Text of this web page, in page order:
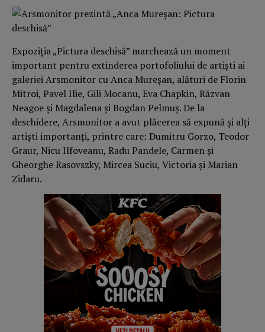
Expoziția „Pictura deschisă” marchează un moment
important pentru extinderea portofoliului de artiști ai
galeriei Arsmonitor cu Anca Mureșan, alături de Florin
Mitroi, Pavel Ilie, Gili Mocanu, Eva Chapkin, Răzvan
Neagoe și Magdalena și Bogdan Pelmuș. De la
deschidere, Arsmonitor a avut plăcerea să expună și alți
artiști importanți, printre care: Dumitru Gorzo, Teodor
Graur, Nicu Ilfoveanu, Radu Pandele, Carmen și
Gheorghe Rasovszky, Mircea Suciu, Victoria și Marian
Zidaru.